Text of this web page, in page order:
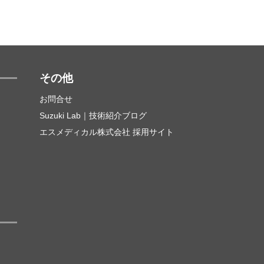
その他
お問合せ
Suzuki Lab｜技術紹介ブログ
エスメディカル株式会社 採用サイト